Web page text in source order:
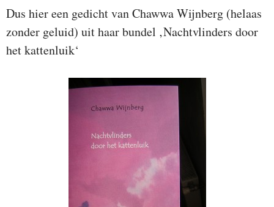
Dus hier een gedicht van Chawwa Wijnberg (helaas
zonder geluid) uit haar bundel ‚Nachtvlinders door
het kattenluik‘